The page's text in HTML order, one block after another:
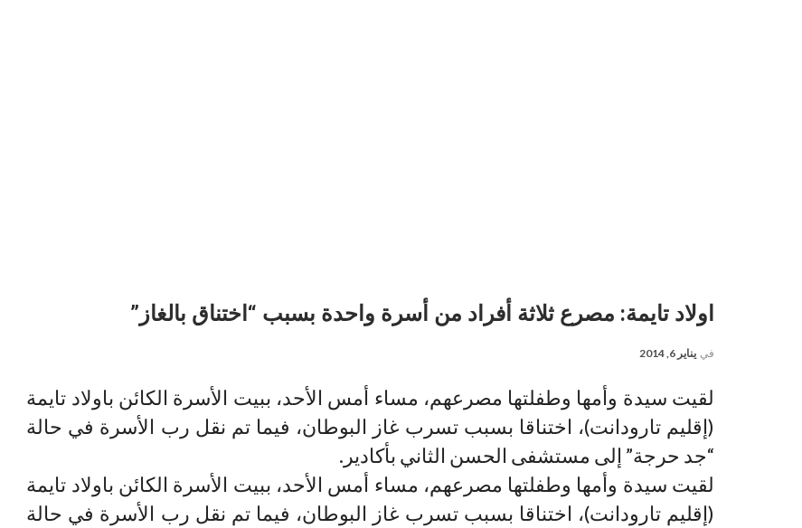
اولاد تايمة: مصرع ثلاثة أفراد من أسرة واحدة بسبب “اختناق بالغاز”
في يناير 6, 2014
لقيت سيدة وأمها وطفلتها مصرعهم، مساء أمس الأحد، ببيت الأسرة الكائن باولاد تايمة
(إقليم تارودانت)، اختناقا بسبب تسرب غاز البوطان، فيما تم نقل رب الأسرة في حالة
“جد حرجة” إلى مستشفى الحسن الثاني بأكادير.
لقيت سيدة وأمها وطفلتها مصرعهم، مساء أمس الأحد، ببيت الأسرة الكائن باولاد تايمة
(إقليم تارودانت)، اختناقا بسبب تسرب غاز البوطان، فيما تم نقل رب الأسرة في حالة